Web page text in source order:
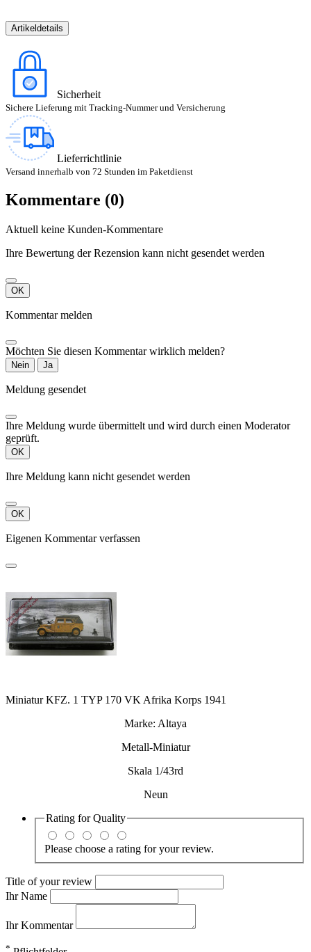
Artikeldetails
Sicherheit
Sichere Lieferung mit Tracking-Nummer und Versicherung
Lieferrichtlinie
Versand innerhalb von 72 Stunden im Paketdienst
Kommentare (0)
Aktuell keine Kunden-Kommentare
Ihre Bewertung der Rezension kann nicht gesendet werden
OK
Kommentar melden
Möchten Sie diesen Kommentar wirklich melden?
Nein Ja
Meldung gesendet
Ihre Meldung wurde übermittelt und wird durch einen Moderator
geprüft.
OK
Ihre Meldung kann nicht gesendet werden
OK
Eigenen Kommentar verfassen
Miniatur KFZ. 1 TYP 170 VK Afrika Korps 1941
Marke: Altaya
Metall-Miniatur
Skala 1/43rd
Neun
Rating forQuality
Please choose a rating for your review.
Title of your review
Ihr Name
Ihr Kommentar
*